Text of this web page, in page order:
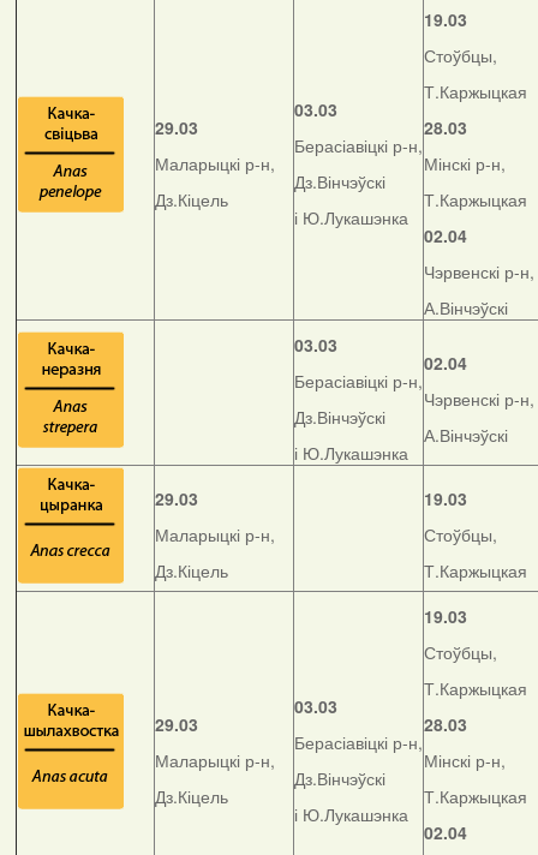
29.03
Маларыцкі р-н,
Дз.Кіцель
03.03
Берасіавіцкі р-н,
Дз.Вінчэўскі
і Ю.Лукашэнка
19.03
Стоўбцы,
Т.Каржыцкая
28.03
Мінскі р-н,
Т.Каржыцкая
02.04
Чэрвенскі р-н,
А.Вінчэўскі
03.03
Берасіавіцкі р-н,
Дз.Вінчэўскі
і Ю.Лукашэнка
02.04
Чэрвенскі р-н,
А.Вінчэўскі
29.03
Маларыцкі р-н,
Дз.Кіцель
19.03
Стоўбцы,
Т.Каржыцкая
29.03
Маларыцкі р-н,
Дз.Кіцель
03.03
Берасіавіцкі р-н,
Дз.Вінчэўскі
і Ю.Лукашэнка
19.03
Стоўбцы,
Т.Каржыцкая
28.03
Мінскі р-н,
Т.Каржыцкая
02.04